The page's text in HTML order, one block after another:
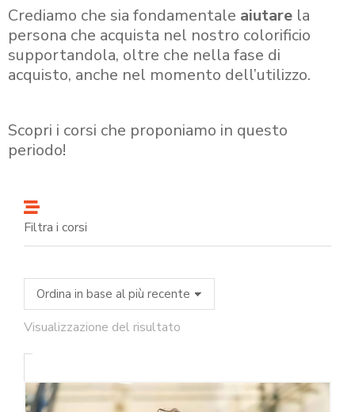
Crediamo che sia fondamentale aiutare la
persona che acquista nel nostro colorificio
supportandola, oltre che nella fase di
acquisto, anche nel momento dell’utilizzo.
Scopri i corsi che proponiamo in questo
periodo!
Filtra i corsi
Visualizzazione del risultato